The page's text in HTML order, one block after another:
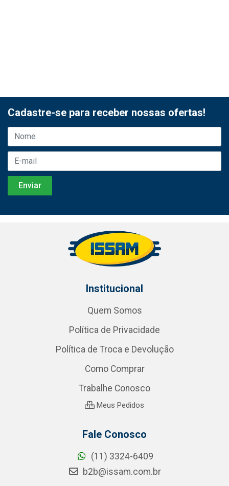
Cadastre-se para receber nossas ofertas!
Institucional
Quem Somos
Política de Privacidade
Política de Troca e Devolução
Como Comprar
Trabalhe Conosco
Meus Pedidos
Fale Conosco
(11) 3324-6409
b2b@issam.com.br